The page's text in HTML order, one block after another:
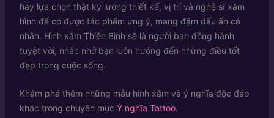
hãy lựa chọn thật kỹ lưỡng thiết kế, vị trí và nghệ sĩ xăm
hình để có được tác phẩm ưng ý, mang đậm dấu ấn cá
nhân. Hình xăm Thiên Bình sẽ là người bạn đồng hành
tuyệt vời, nhắc nhở bạn luôn hướng đến những điều tốt
đẹp trong cuộc sống.
Khám phá thêm những mẫu hình xăm và ý nghĩa độc đáo
khác trong chuyên mục Ý nghĩa Tattoo.